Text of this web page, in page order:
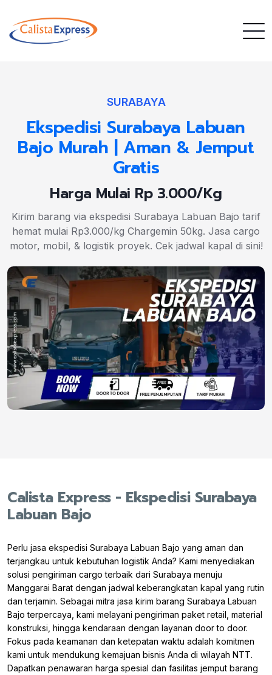
SURABAYA
Ekspedisi Surabaya Labuan
Bajo Murah | Aman & Jemput
Gratis
Harga Mulai Rp 3.000/Kg
Kirim barang via ekspedisi Surabaya Labuan Bajo tarif
hemat mulai Rp3.000/kg Chargemin 50kg. Jasa cargo
motor, mobil, & logistik proyek. Cek jadwal kapal di sini!
Calista Express - Ekspedisi Surabaya
Labuan Bajo
Perlu jasa ekspedisi Surabaya Labuan Bajo yang aman dan
terjangkau untuk kebutuhan logistik Anda? Kami menyediakan
solusi pengiriman cargo terbaik dari Surabaya menuju
Manggarai Barat dengan jadwal keberangkatan kapal yang rutin
dan terjamin. Sebagai mitra jasa kirim barang Surabaya Labuan
Bajo terpercaya, kami melayani pengiriman paket retail, material
konstruksi, hingga kendaraan dengan layanan door to door.
Fokus pada keamanan dan ketepatan waktu adalah komitmen
kami untuk mendukung kemajuan bisnis Anda di wilayah NTT.
Dapatkan penawaran harga spesial dan fasilitas jemput barang